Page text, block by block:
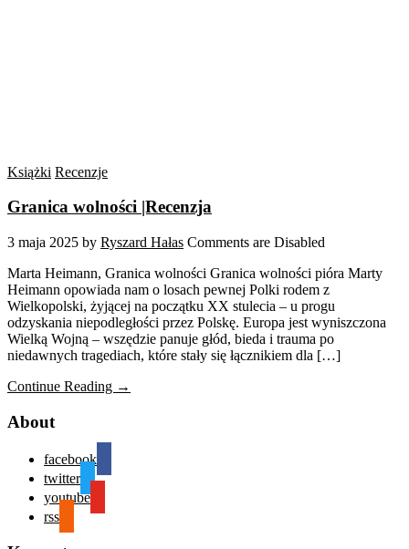
Książki Recenzje
Granica wolności |Recenzja
3 maja 2025 by Ryszard Hałas Comments are Disabled
Marta Heimann, Granica wolności Granica wolności pióra Marty
Heimann opowiada nam o losach pewnej Polki rodem z
Wielkopolski, żyjącej na początku XX stulecia – u progu
odzyskania niepodległości przez Polskę. Europa jest wyniszczona
Wielką Wojną – wszędzie panuje głód, bieda i trauma po
niedawnych tragediach, które stały się łącznikiem dla […]
Continue Reading →
About
facebook
twitter
youtube
rss